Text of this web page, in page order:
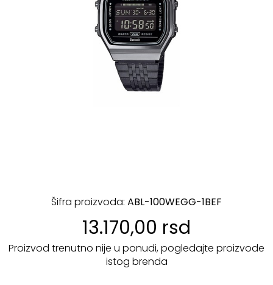
Šifra proizvoda: ABL-100WEGG-1BEF
13.170,00 rsd
Proizvod trenutno nije u ponudi, pogledajte proizvode
istog brenda